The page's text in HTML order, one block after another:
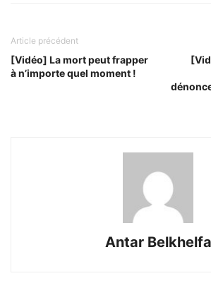
Article précédent
[Vidéo] La mort peut frapper
à n’importe quel moment !
Antar Belkhelfa